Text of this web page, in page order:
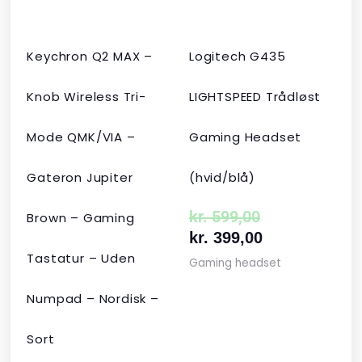
Keychron Q2 MAX –
Knob Wireless Tri-
Mode QMK/VIA –
Gateron Jupiter
Brown – Gaming
Tastatur – Uden
Numpad – Nordisk –
Sort
Logitech G435
LIGHTSPEED Trådløst
Gaming Headset
(hvid/blå)
kr.599,00
kr. 399,00
Gaming headset